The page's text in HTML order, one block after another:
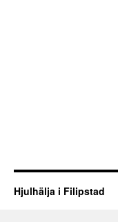
Hjulhälja i Filipstad